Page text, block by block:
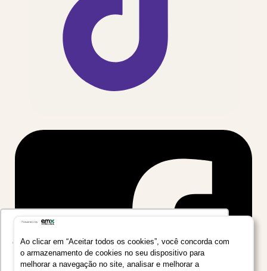
Utilizamos seus dados para oferecer uma
experiência mais relevante ao analisar e
personalizar conteúdos e anúncios em nossa
Ao clicar em “Aceitar todos os cookies”, você concorda com
o armazenamento de cookies no seu dispositivo para
melhorar a navegação no site, analisar e melhorar a